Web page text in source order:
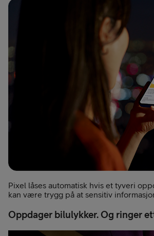
Pixel låses automatisk hvis et tyveri
kan være trygg på at sensitiv
Oppdager bilulykker. Og ringer